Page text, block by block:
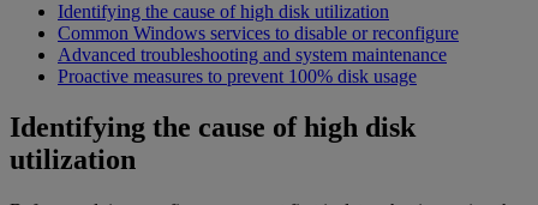
Identifying the cause of high disk utilization
Common Windows services to disable or reconfigure
Advanced troubleshooting and system maintenance
Proactive measures to prevent 100% disk usage
Identifying the cause of high disk
utilization